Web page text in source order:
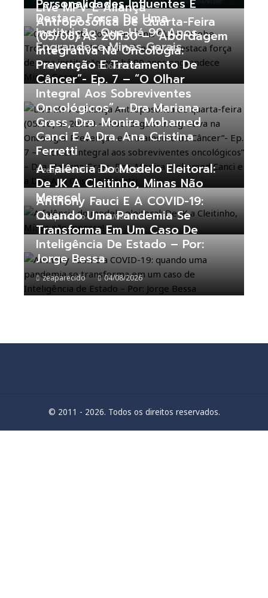
Personalidades Influentes E
Destaca Força De Uma
Instituição Que Há 90 Anos
Engrandece Minas Gerais
zeaparecido 06/08/2026
Live MPV E Aliança
Antroposófica De Quarta-Feira
(05/08) Às 20h30 – “Abordagem
Integrativa Na Oncologia:
Prevenção E Tratamento De
Câncer”- Ep. 7 – “O Olhar
Integral Aos Sobreviventes
Oncológicos” – Dra Mariana
Grass, Dra. Monira Mohamed
Canci E A Dra. Ana Cristina
Ferretti
zeaparecido 05/08/2026
A Falência Do Modelo Eleitoral:
De JK A Cleitinho, Minas Não
Merece!
zeaparecido 05/08/2026
Anthony Fauci E A COVID-19:
Quando Uma Pandemia Se
Transforma Em Um Caso De
Inteligência De Estado – Por:
Jorge Bessa
zeaparecido 04/08/2026
© 2011 - 2026. Todos os direitos reservados.